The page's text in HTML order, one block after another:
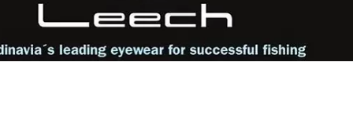
producten bij Mac Fishing. Leech zonnebrillen.”